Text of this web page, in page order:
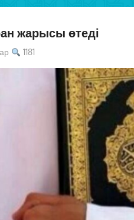
жарысы өтеді
1181